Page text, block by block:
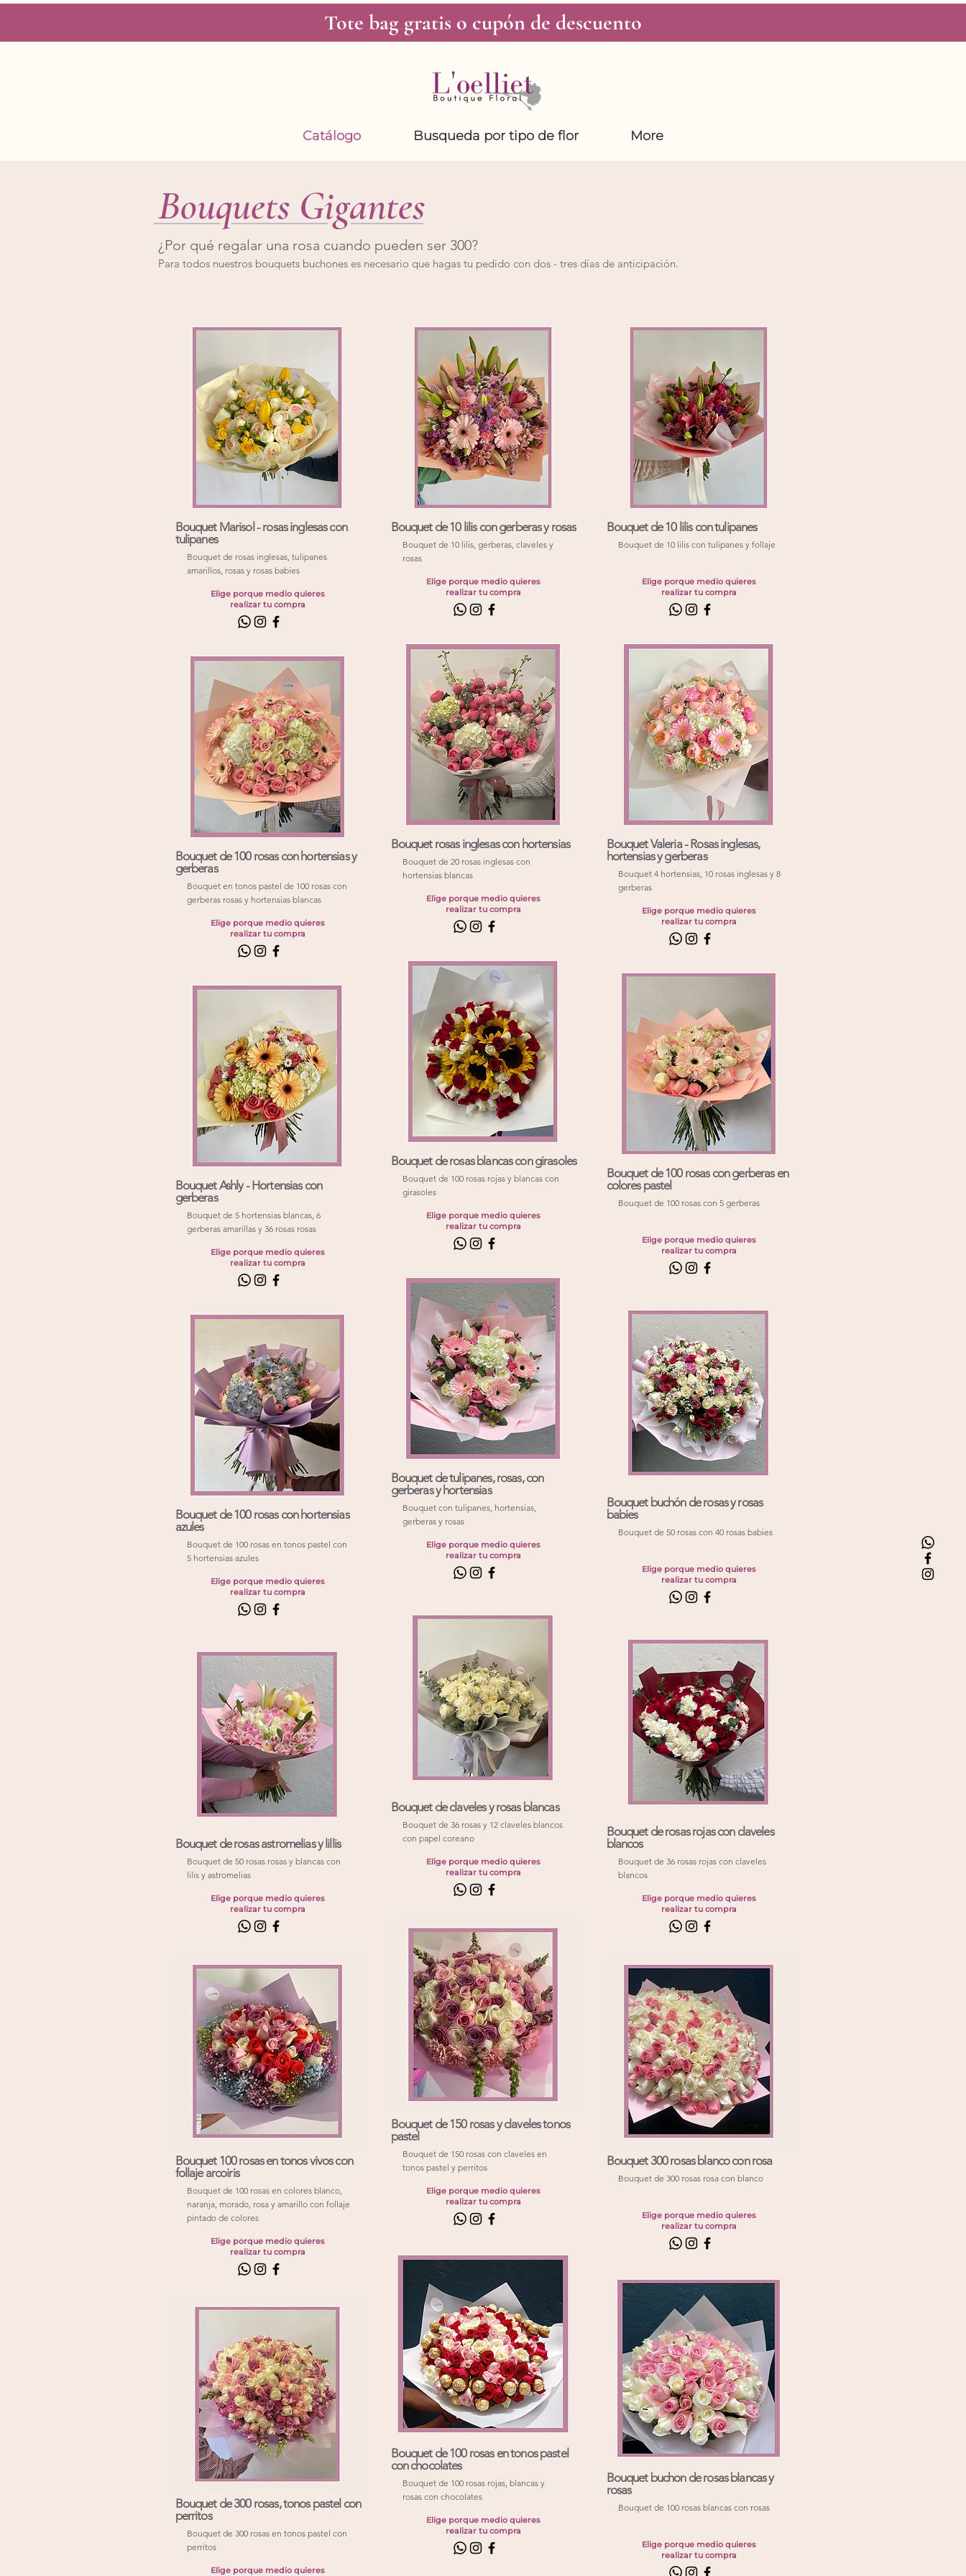
Tote bag gratis o cupón de descuento
Catálogo Busqueda por tipo de flor More
Bouquets Gigantes
¿Por qué regalar una rosa cuando pueden ser 300?
Para todos nuestros bouquets buchones es necesario que hagas tu pedido con dos - tres días de anticipación.
Bouquet Marisol - rosas inglesas con
tulipanes
Bouquet de rosas inglesas, tulipanes
amarillos, rosas y rosas babies
Elige porque medio quieres
realizar tu compra
Bouquet de 100 rosas con hortensias y
gerberas
Bouquet en tonos pastel de 100 rosas con
gerberas rosas y hortensias blancas
Elige porque medio quieres
realizar tu compra
Bouquet Ashly - Hortensias con
gerberas
Bouquet de 5 hortensias blancas, 6
gerberas amarillas y 36 rosas rosas
Elige porque medio quieres
realizar tu compra
Bouquet de 100 rosas con hortensias
azules
Bouquet de 100 rosas en tonos pastel con
5 hortensias azules
Elige porque medio quieres
realizar tu compra
Bouquet de rosas astromelias y lillis
Bouquet de 50 rosas rosas y blancas con
lilis y astromelias
Elige porque medio quieres
realizar tu compra
Bouquet 100 rosas en tonos vivos con
follaje arcoiris
Bouquet de 100 rosas en colores blanco,
naranja, morado, rosa y amarillo con follaje
pintado de colores
Elige porque medio quieres
realizar tu compra
Bouquet de 300 rosas, tonos pastel con
perritos
Bouquet de 300 rosas en tonos pastel con
perritos
Elige porque medio quieres
Bouquet de 10 lilis con gerberas y rosas
Bouquet de 10 lilis, gerberas, claveles y
rosas
Elige porque medio quieres
realizar tu compra
Bouquet rosas inglesas con hortensias
Bouquet de 20 rosas inglesas con
hortensias blancas
Elige porque medio quieres
realizar tu compra
Bouquet de rosas blancas con girasoles
Bouquet de 100 rosas rojas y blancas con
girasoles
Elige porque medio quieres
realizar tu compra
Bouquet de tulipanes, rosas, con
gerberas y hortensias
Bouquet con tulipanes, hortensias,
gerberas y rosas
Elige porque medio quieres
realizar tu compra
Bouquet de claveles y rosas blancas
Bouquet de 36 rosas y 12 claveles blancos
con papel coreano
Elige porque medio quieres
realizar tu compra
Bouquet de 150 rosas y claveles tonos
pastel
Bouquet de 150 rosas con claveles en
tonos pastel y perritos
Elige porque medio quieres
realizar tu compra
Bouquet de 100 rosas en tonos pastel
con chocolates
Bouquet de 100 rosas rojas, blancas y
rosas con chocolates
Elige porque medio quieres
realizar tu compra
Bouquet de 10 lilis con tulipanes
Bouquet de 10 lilis con tulipanes y follaje
Elige porque medio quieres
realizar tu compra
Bouquet Valeria - Rosas inglesas,
hortensias y gerberas
Bouquet 4 hortensias, 10 rosas inglesas y 8
gerberas
Elige porque medio quieres
realizar tu compra
Bouquet de 100 rosas con gerberas en
colores pastel
Bouquet de 100 rosas con 5 gerberas
Elige porque medio quieres
realizar tu compra
Bouquet buchón de rosas y rosas
babies
Bouquet de 50 rosas con 40 rosas babies
Elige porque medio quieres
realizar tu compra
Bouquet de rosas rojas con claveles
blancos
Bouquet de 36 rosas rojas con claveles
blancos
Elige porque medio quieres
realizar tu compra
Bouquet 300 rosas blanco con rosa
Bouquet de 300 rosas rosa con blanco
Elige porque medio quieres
realizar tu compra
Bouquet buchon de rosas blancas y
rosas
Bouquet de 100 rosas blancas con rosas
Elige porque medio quieres
realizar tu compra